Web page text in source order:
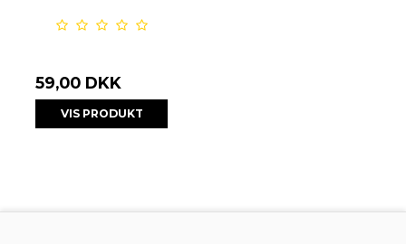
59,00 DKK
VIS PRODUKT